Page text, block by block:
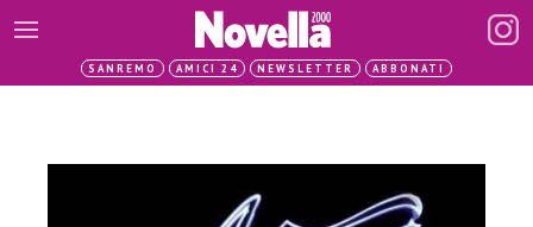
SANREMO AMICI 24 NEWSLETTER ABBONATI